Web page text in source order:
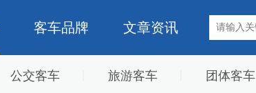
客车品牌 文章资讯
公交客车 旅游客车 团体客车